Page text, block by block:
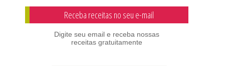
Receba receitas no seu e-mail
Digite seu email e receba nossas
receitas gratuitamente